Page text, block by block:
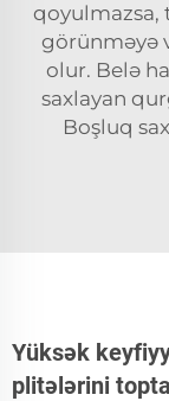
qoyulmazsa,
görünməyə
olur. Belə
saxlayan
Boşluq
Yüksək
plitələrini